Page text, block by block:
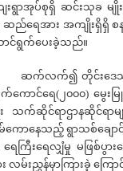
းရွာအုပ်စုရှိ ဆင်းသုခ မျို
း ဆည်ရေအား အကျိုးရှိရှိ
င်ရွက်ပေးခဲ့သည်။
လက်၍ တိုင်းဒေသကြီး
က်ကောင်ရေ(၂၀၀၀) မွေး
သက်ဆိုင်ရာဌာနဆိုင်ရာမ
ောနေသည့် ရွာသစ်ချောင်
ရေကြီးရေလျှံမှု မဖြစ်ပွာ
လမ်းညွှန်မှာကြားခဲ့ ကြ